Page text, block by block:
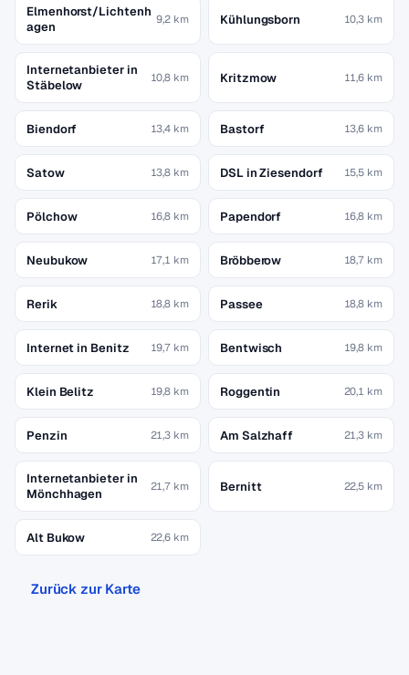
Elmenhorst/Lichtenh
agen
9,2 km Kühlungsborn 10,3 km
Internetanbieter in
Stäbelow
10,8 km Kritzmow 11,6 km
Biendorf 13,4 km Bastorf 13,6 km
Satow 13,8 km DSL in Ziesendorf 15,5 km
Pölchow 16,8 km Papendorf 16,8 km
Neubukow 17,1 km Bröbberow 18,7 km
Rerik 18,8 km Passee 18,8 km
Internet in Benitz 19,7 km Bentwisch 19,8 km
Klein Belitz 19,8 km Roggentin 20,1 km
Penzin 21,3 km Am Salzhaff 21,3 km
Internetanbieter in
Mönchhagen
21,7 km Bernitt 22,5 km
Alt Bukow 22,6 km
Zurück zur Karte